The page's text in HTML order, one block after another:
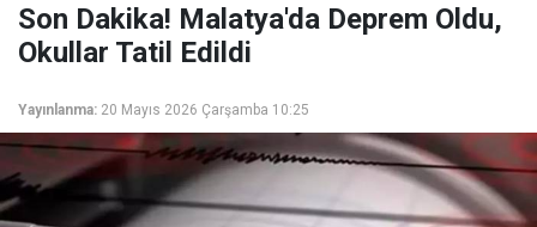
Son Dakika! Malatya'da Deprem Oldu,
Okullar Tatil Edildi
Yayınlanma: 20 Mayıs 2026 Çarşamba 10:25